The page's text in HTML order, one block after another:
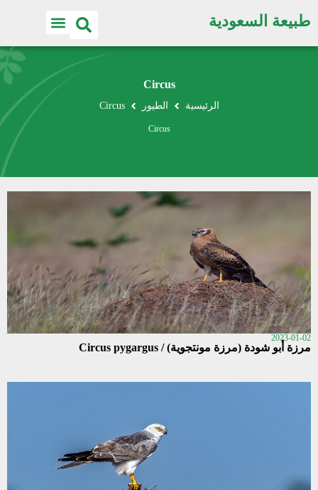
طبيعة السعودية
Circus
الرئيسية الطيور Circus
Circus
2023-01-02
مرزة أبو شودة (مرزة مونتجوية) / Circus pygargus